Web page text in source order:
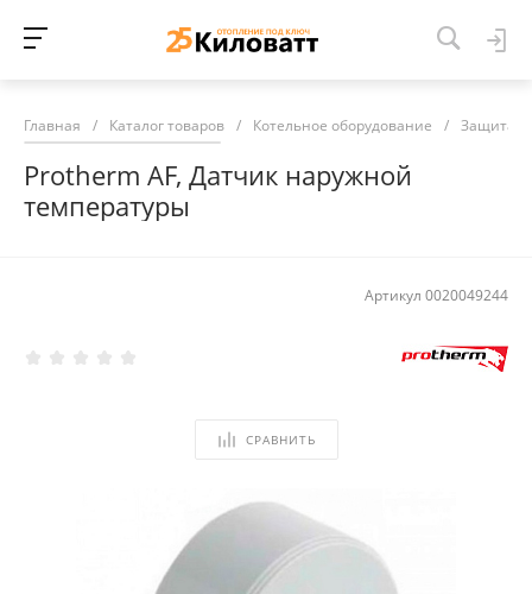
Главная / Каталог товаров / Котельное оборудование / Защита и
Protherm AF, Датчик наружной
температуры
Артикул 0020049244
СРАВНИТЬ